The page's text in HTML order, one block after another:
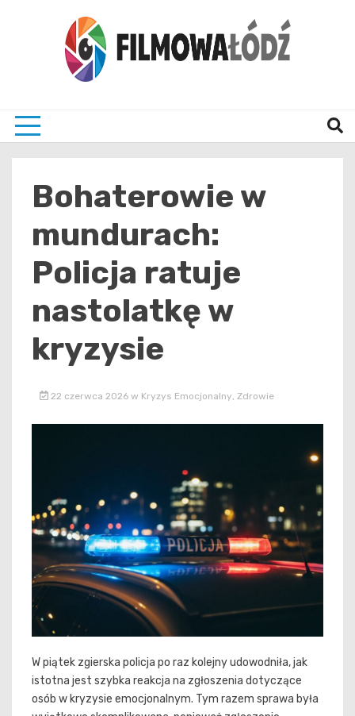
Bohaterowie w
mundurach:
Policja ratuje
nastolatkę w
kryzysie
22 czerwca 2026 w Kryzys Emocjonalny Zdrowie
W piątek zgierska policja po raz kolejny udowodniła, jak
istotna jest szybka reakcja na zgłoszenia dotyczące
osób w kryzysie emocjonalnym. Tym razem sprawa była